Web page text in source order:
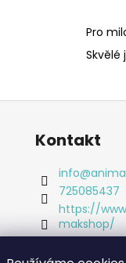
Pro
Skvělé
Kontakt
info@
725085437
https://
makshop/
animakshop